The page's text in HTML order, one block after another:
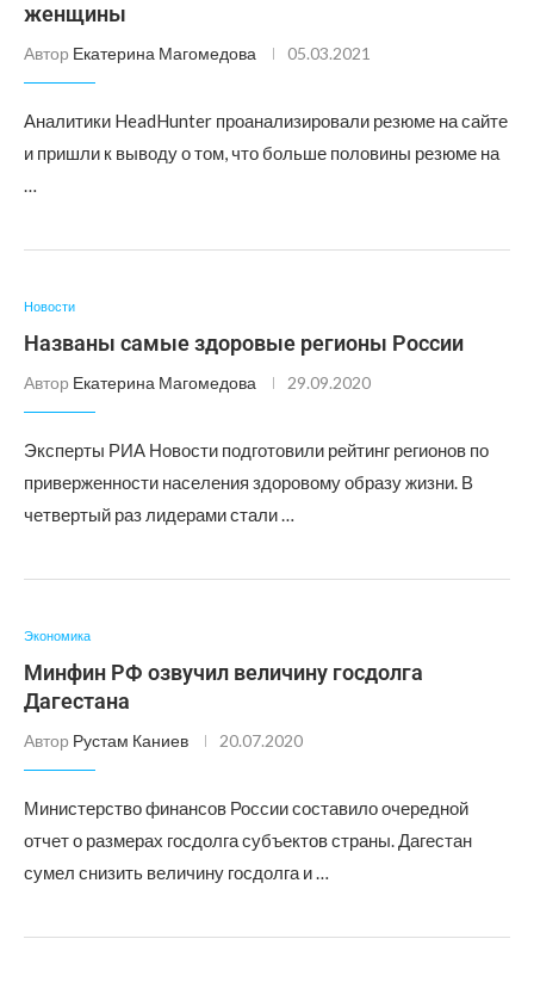
женщины
Автор Екатерина Магомедова 05.03.2021
Аналитики HeadHunter проанализировали резюме на сайте
и пришли к выводу о том, что больше половины резюме на
…
Новости
Названы самые здоровые регионы России
Автор Екатерина Магомедова 29.09.2020
Эксперты РИА Новости подготовили рейтинг регионов по
приверженности населения здоровому образу жизни. В
четвертый раз лидерами стали …
Экономика
Минфин РФ озвучил величину госдолга
Дагестана
Автор Рустам Каниев 20.07.2020
Министерство финансов России составило очередной
отчет о размерах госдолга субъектов страны. Дагестан
сумел снизить величину госдолга и …